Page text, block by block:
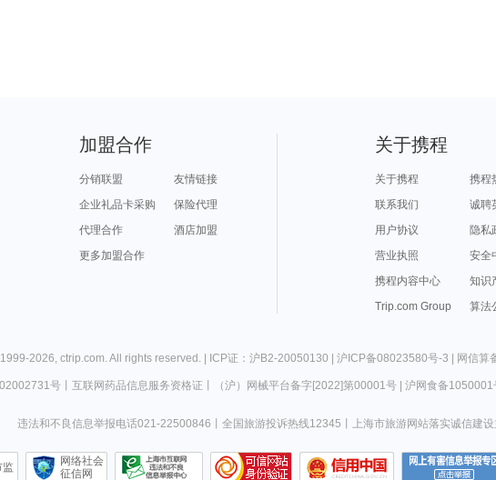
加盟合作
分销联盟
友情链接
企业礼品卡采购
保险代理
代理合作
酒店加盟
更多加盟合作
关于携程
关于携程
携程
联系我们
诚聘
用户协议
隐私
营业执照
安全
携程内容中心
知识
Trip.com Group
算法
1999-2026, ctrip.com. All rights reserved. | ICP证：沪B2-20050130 | 沪ICP备08023580号-3 | 网信算
号丨 互联网药品信息服务资格证 （沪）网械平台备字[2022]第00001号| 沪网食备1050001
违法和不良信息举报电话021-22500846 全国旅游投诉热线12345 上海市旅游网站落实诚信建
监
网络社会
征信网